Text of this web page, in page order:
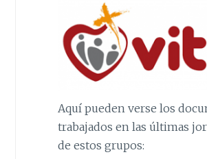
Aquí pueden verse los
trabajados en las últimas
de estos grupos: